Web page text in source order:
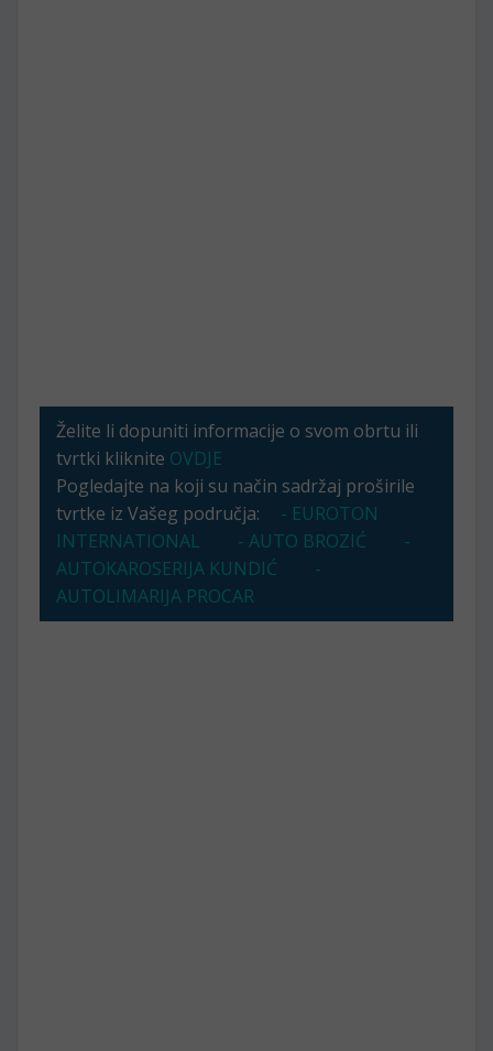
Želite li dopuniti informacije o svom obrtu ili
tvrtki kliknite OVDJE
Pogledajte na koji su način sadržaj proširile
tvrtke iz Vašeg područja:
- EUROTON
INTERNATIONAL
- AUTO BROZIĆ
-
AUTOKAROSERIJA KUNDIĆ
-
AUTOLIMARIJA PROCAR